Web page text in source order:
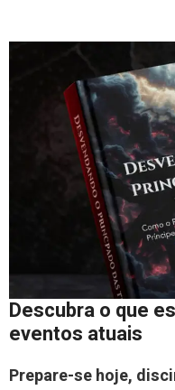
Descubra o que
eventos atuais
Prepare-se hoje,